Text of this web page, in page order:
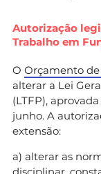
Autorização
Trabalho em
O Orçamento de
alterar a Lei
(LTFP),
junho. A
extensão:
a) alterar as
disciplinar,